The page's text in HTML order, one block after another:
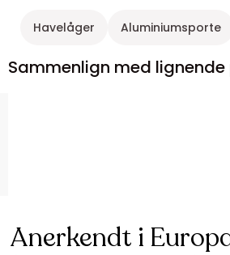
Havelåger Aluminiumsporte
Sammenlign med
Anerkendt i